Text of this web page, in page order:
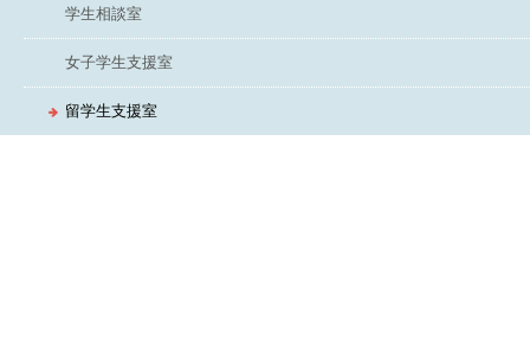
学生相談室
女子学生支援室
留学生支援室